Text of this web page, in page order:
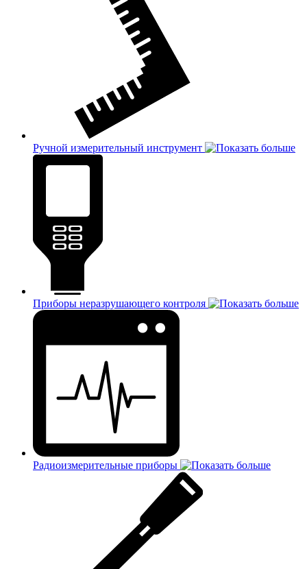
Ручной измерительный инструмент
Приборы неразрушающего контроля
Радиоизмерительные приборы